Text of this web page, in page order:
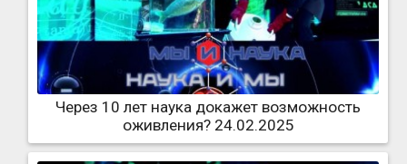
Через 10 лет наука докажет возможность
оживления? 24.02.2025